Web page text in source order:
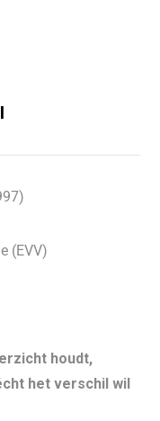
(EVV)
houdt,
het verschil wil